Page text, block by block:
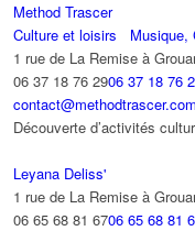
Method Trascer
Culture et loisirs
Musique,
1 rue de La Remise à
06 37 18 76 2906 37 18 76
contact@methodtrascer.com
Découverte d’activités
Leyana Deliss'
1 rue de La Remise à
06 65 68 81 6706 65 68 81